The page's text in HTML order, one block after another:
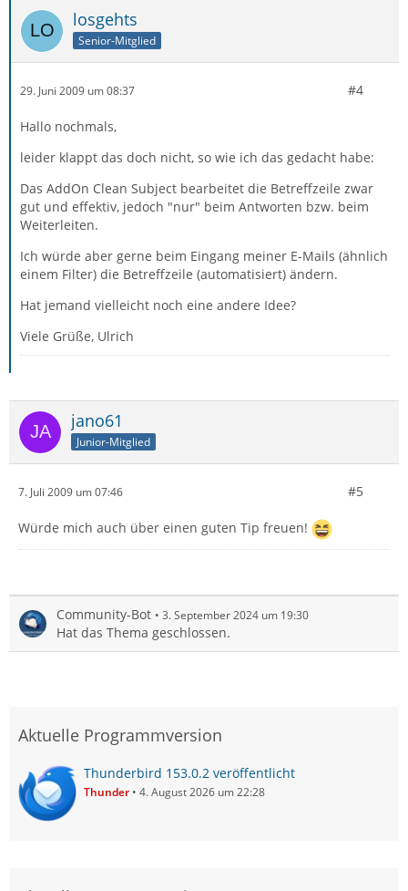
losgehts
Senior-Mitglied
29. Juni 2009 um 08:37 #4
Hallo nochmals,
leider klappt das doch nicht, so wie ich das gedacht habe:
Das AddOn Clean Subject bearbeitet die Betreffzeile zwar
gut und effektiv, jedoch "nur" beim Antworten bzw. beim
Weiterleiten.
Ich würde aber gerne beim Eingang meiner E-Mails (ähnlich
einem Filter) die Betreffzeile (automatisiert) ändern.
Hat jemand vielleicht noch eine andere Idee?
Viele Grüße, Ulrich
jano61
Junior-Mitglied
7. Juli 2009 um 07:46 #5
Würde mich auch über einen guten Tip freuen!
Community-Bot 3. September 2024 um 19:30
Hat das Thema geschlossen.
Aktuelle Programmversion
Thunderbird 153.0.2 veröffentlicht
Thunder 4. August 2026 um 22:28